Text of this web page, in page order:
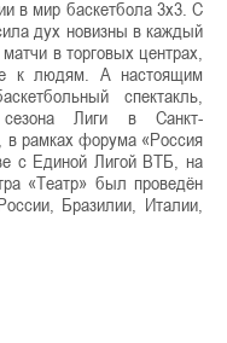
в мир баскетбола 3х3. С
дух новизны в каждый
в торговых центрах,
к людям. А настоящим
спектакль,
Лиги в Санкт-
в рамках форума «Россия
с Единой Лигой ВТБ, на
«Театр» был проведён
Бразилии, Италии,